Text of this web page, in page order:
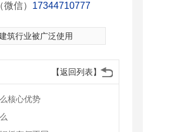
信） 17344710777
筑行业被广泛使用
【返回列表】
核心优势